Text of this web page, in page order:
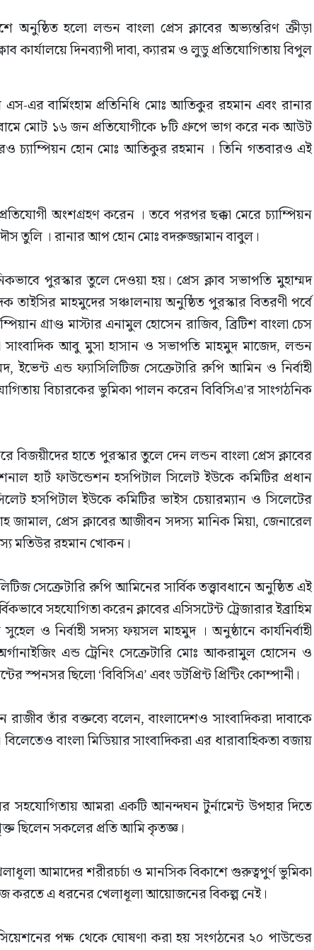
হলো লন্ডন বাংলা প্রেস ক্লাবের অভ্যন্তরিণ ক্রীড়া
কার্যালয়ে দিনব্যাপী দাবা, ক্যারম ও লুডু প্রতিযোগিতায় বিপুল
এস-এর বার্মিংহাম প্রতিনিধি মোঃ আতিকুর রহমান এবং রানার
মোট ১৬ জন প্রতিযোগীকে ৮টি গ্রুপে ভাগ করে নক আউট
চ‍্যাম্পিয়ন হোন মোঃ আতিকুর রহমান । তিনি গতবারও এই
অংশগ্রহণ করেন । তবে পরপর ছক্কা মেরে চ্যাম্পিয়ন
তুলি । রানার আপ হোন মোঃ বদরুজ্জামান বাবুল।
পুরস্কার তুলে দেওয়া হয়। প্রেস ক্লাব সভাপতি মুহাম্মদ
মাহমুদের সঞ্চালনায় অনুষ্ঠিত পুরস্কার বিতরণী পর্বে
গ্রাণ্ড মাস্টার এনামুল হোসেন রাজিব, ব্রিটিশ বাংলা চেস
সাংবাদিক আবু মুসা হাসান ও সভাপতি মাহমুদ মাজেদ, লন্ডন
ইভেন্ট এন্ড ফ্যাসিলিটিজ সেক্রেটারি রুপি আমিন ও নির্বাহী
বিচারকের ভুমিকা পালন করেন বিবিসিএ’র সাংগঠনিক
বিজয়ীদের হাতে পুরস্কার তুলে দেন লন্ডন বাংলা প্রেস ক্লাবের
হার্ট ফাউন্ডেশন হসপিটাল সিলেট ইউকে কমিটির প্রধান
হসপিটাল ইউকে কমিটির ভাইস চেয়ারম্যান ও সিলেটের
জামাল, প্রেস ক্লাবের আজীবন সদস্য মানিক মিয়া, জেনারেল
মতিউর রহমান খোকন।
সেক্রেটারি রুপি আমিনের সার্বিক তত্ত্বাবধানে অনুষ্ঠিত এই
সহযোগিতা করেন ক্লাবের এসিসটেন্ট ট্রেজারার ইব্রাহিম
ও নির্বাহী সদস্য ফয়সল মাহমুদ । অনুষ্ঠানে কার্যনির্বাহী
এন্ড ট্রেনিং সেক্রেটারি মোঃ আকরামুল হোসেন ও
স্পনসর ছিলো ‘বিবিসিএ’ এবং ডটপ্রিন্ট প্রিন্টিং কোম্পানী।
রাজীব তাঁর বক্তব্যে বলেন, বাংলাদেশও সাংবাদিকরা দাবাকে
বাংলা মিডিয়ার সাংবাদিকরা এর ধারাবাহিকতা বজায়
সহযোগিতায় আমরা একটি আনন্দঘন টুর্নামেন্ট উপহার দিতে
ছিলেন সকলের প্রতি আমি কৃতজ্ঞ।
আমাদের শরীরচর্চা ও মানসিক বিকাশে গুরুত্বপুর্ণ ভুমিকা
করতে এ ধরনের খেলাধূলা আয়োজনের বিকল্প নেই।
পক্ষ থেকে ঘোষণা করা হয় সংগঠনের ২০ পাউন্ডের